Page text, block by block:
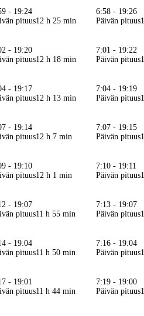
- 19:24
pituus12 h 25 min
6:58 - 19:26
Päivän pituus
- 19:20
pituus12 h 18 min
7:01 - 19:22
Päivän pituus
- 19:17
pituus12 h 13 min
7:04 - 19:19
Päivän pituus
- 19:14
pituus12 h 7 min
7:07 - 19:15
Päivän pituus
- 19:10
pituus12 h 1 min
7:10 - 19:11
Päivän pituus
- 19:07
pituus11 h 55 min
7:13 - 19:07
Päivän pituus
- 19:04
pituus11 h 50 min
7:16 - 19:04
Päivän pituus
- 19:01
pituus11 h 44 min
7:19 - 19:00
Päivän pituus